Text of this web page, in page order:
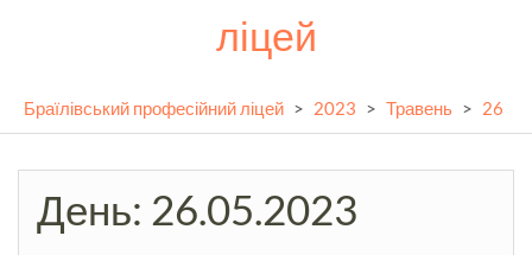
ліцей
Браїлівський професійний ліцей > 2023 > Травень > 26
День: 26.05.2023